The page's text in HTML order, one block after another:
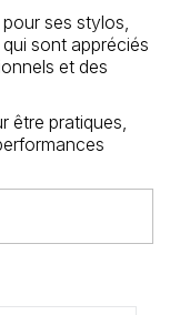
ses stylos,
sont appréciés
et des
être pratiques,